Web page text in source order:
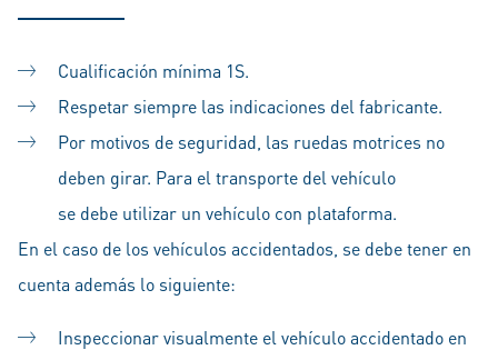
Cualificación mínima 1S.
Respetar siempre las indicaciones del fabricante.
Por motivos de seguridad, las ruedas motrices no
deben girar. Para el transporte del vehículo
se debe utilizar un vehículo con plataforma.
En el caso de los vehículos accidentados, se debe tener en
cuenta además lo siguiente:
Inspeccionar visualmente el vehículo accidentado en